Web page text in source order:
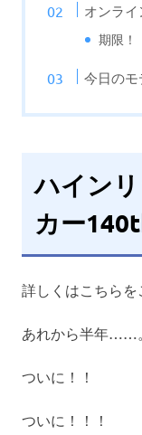
オンライ
期限！
今日のモ
ハイン
カー
詳しくはこちらを
あれから半年……
ついに！！
ついに！！！